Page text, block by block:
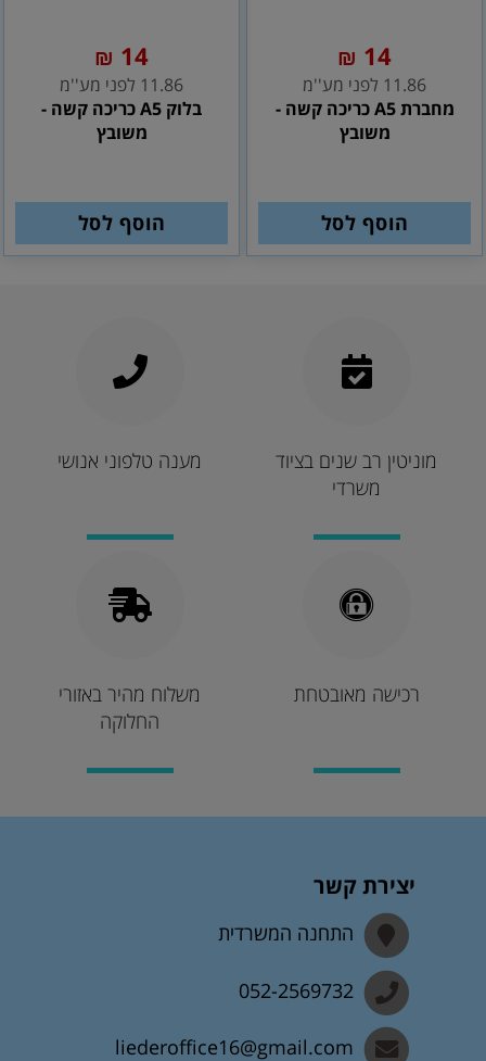
14
₪
11.86 לפני מע''מ
מחברת A5 כריכה קשה -
משובץ
הוסף לסל
14
₪
11.86 לפני מע''מ
בלוק A5 כריכה קשה -
משובץ
הוסף לסל
מענה טלפוני אנושי
מוניטין רב שנים בציוד
משרדי
משלוח מהיר באזורי
החלוקה
רכישה מאובטחת
יצירת קשר
התחנה המשרדית
052-2569732
liederoffice16@gmail.com